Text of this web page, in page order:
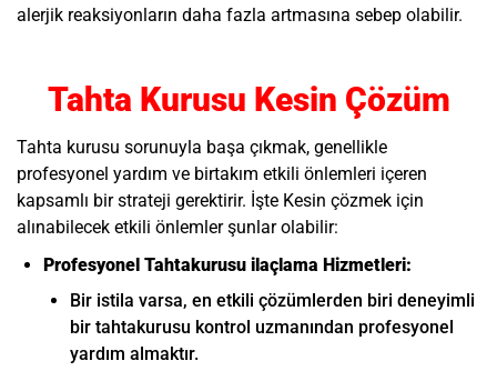
alerjik reaksiyonların daha fazla artmasına sebep olabilir.
Tahta Kurusu Kesin Çözüm
Tahta kurusu sorunuyla başa çıkmak, genellikle
profesyonel yardım ve birtakım etkili önlemleri içeren
kapsamlı bir strateji gerektirir. İşte Kesin çözmek için
alınabilecek etkili önlemler şunlar olabilir:
Profesyonel Tahtakurusu ilaçlama Hizmetleri:
Bir istila varsa, en etkili çözümlerden biri deneyimli
bir tahtakurusu kontrol uzmanından profesyonel
yardım almaktır.